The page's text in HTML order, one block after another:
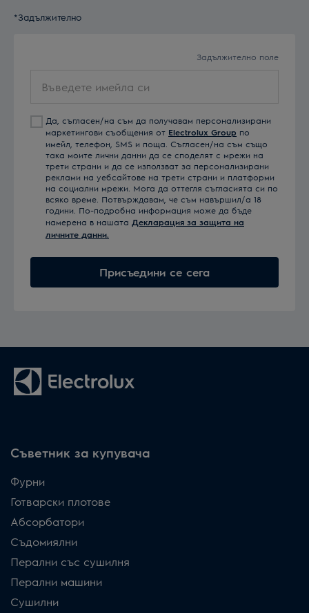
*Задължително
Задължително поле
имейла
Да, съгласен/на съм да получавам персонализирани
маркетингови съобщения от Electrolux Group по
имейл, телефон, SMS и поща. Съгласен/на съм също
така моите лични данни да се споделят с мрежи на
трети страни и да се използват за персонализирани
реклами на уебсайтове на трети страни и платформи
на социални мрежи. Мога да оттегля съгласията си по
всяко време. Потвърждавам, че съм навършил/а 18
години. По-подробна информация може да бъде
намерена в нашата Декларация за защита на
личните данни.
Присъедини се сега
Съветник за купувача
Фурни
Готварски плотове
Абсорбатори
Съдомиялни
Перални със сушилня
Перални машини
Сушилни